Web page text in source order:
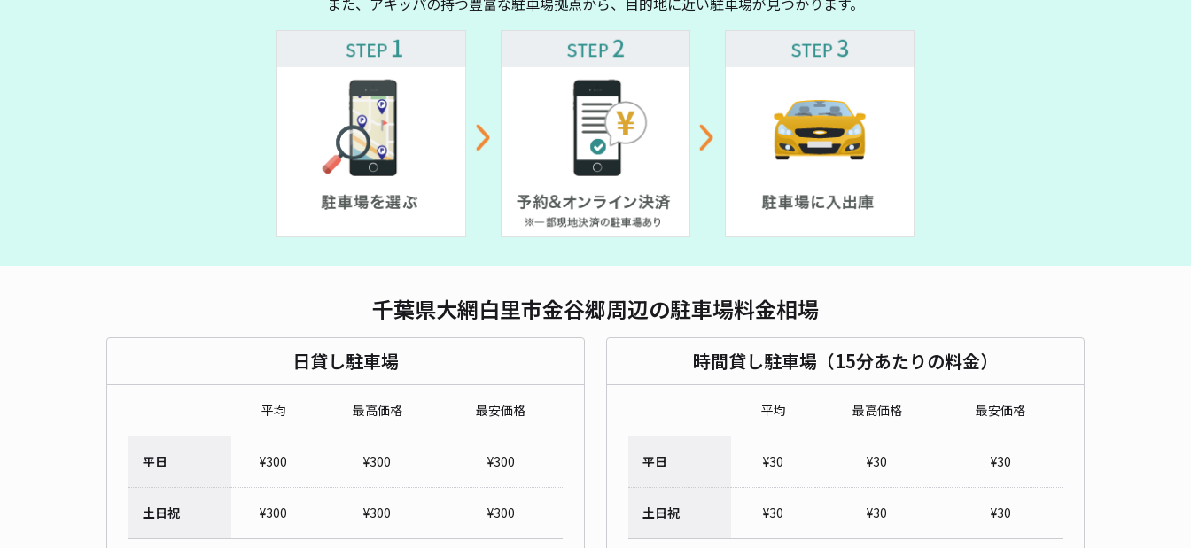
千葉県大網白里市金谷郷周辺の駐車場料金相場
日貸し駐車場
平均 最高価格 最安価格
平日 ¥300 ¥300 ¥300
土日祝 ¥300 ¥300 ¥300
時間貸し駐車場（15分あたりの料金）
平均 最高価格 最安価格
平日 ¥30 ¥30 ¥30
土日祝 ¥30 ¥30 ¥30